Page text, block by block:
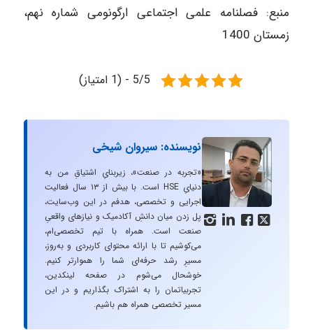
منبع: فصلنامه علمی اجتماعی ارگونومی شماره نهم،
زمستان 1400
5/5 - (1 امتیاز)
   
نویسنده: سیروان شیخی
«تجربه در صنعت»، زیربنایِ اشتیاقِ من به
دنیایِ HSE است. با بیش از ۱۳ سال فعالیت
اجرایی و تخصصی، هدفم در این وب‌سایت،
پل زدن میان دانشِ آکادمیک و نیازهای واقعیِ
صنعت است. همراه با تیم تخصصی‌ام،
می‌کوشیم تا با ارائه محتوای کاربردی و به‌روز،
مسیرِ رشد حرفه‌ای شما را هموارتر کنیم.
خوشحال می‌شوم در صفحه لینکدین،
تجربیاتمان را به اشتراک بگذاریم و در این
مسیر تخصصی همراه هم باشیم.